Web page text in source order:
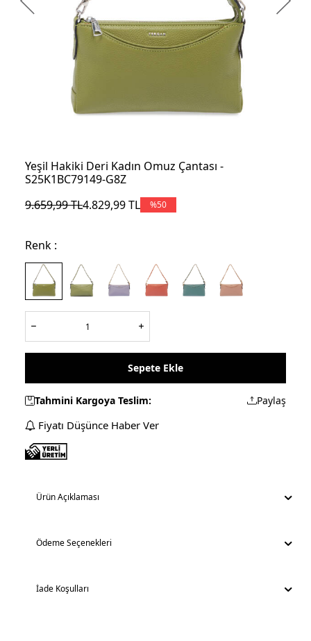
Yeşil Hakiki Deri Kadın Omuz Çantası -
S25K1BC79149-G8Z
9.659,99TL4.829,99TL %50
Renk :
Sepete Ekle
Tahmini Kargoya Teslim: Paylaş
Fiyatı Düşünce Haber Ver
Ürün Açıklaması
Ödeme Seçenekleri
İade Koşulları